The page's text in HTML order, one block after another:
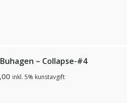
– Collapse-#4
inkl. 5% kunstavgift